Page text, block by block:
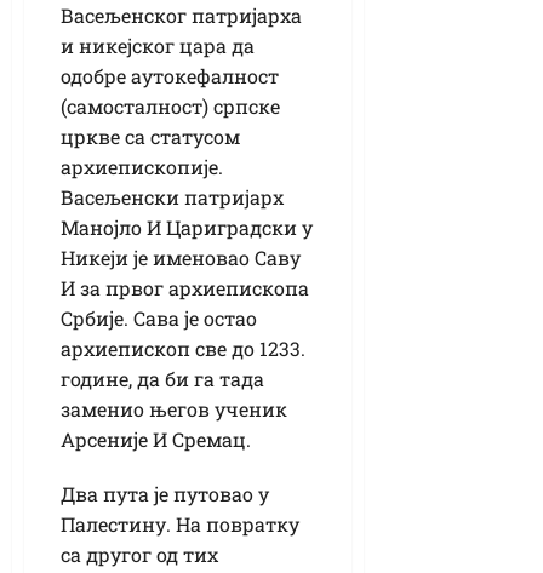
Васељенског патријарха
и никејског цара да
одобре аутокефалност
(самосталност) српске
цркве са статусом
архиепископије.
Васељенски патријарх
Манојло И Цариградски у
Никеји је именовао Саву
И за првог архиепископа
Србије. Сава је остао
архиепископ све до 1233.
године, да би га тада
заменио његов ученик
Арсеније И Сремац.
Два пута је путовао у
Палестину. На повратку
са другог од тих